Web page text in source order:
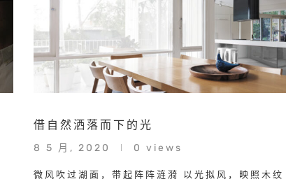
借自然洒落而下的光
8 5 月, 2020 0 views
微风吹过湖面，带起阵阵涟漪 以光拟风，映照木纹